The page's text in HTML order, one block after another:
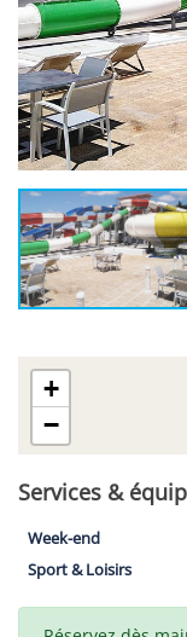
+
−
Services &
Week-end
Sport & Loisirs